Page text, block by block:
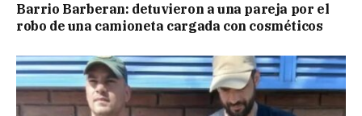
Barrio Barberan: detuvieron a una pareja por el
robo de una camioneta cargada con cosméticos